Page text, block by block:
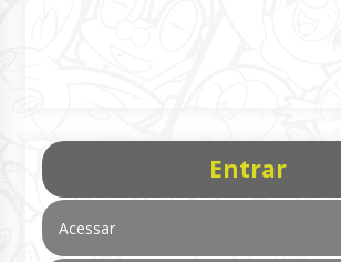
Entrar
Acessar